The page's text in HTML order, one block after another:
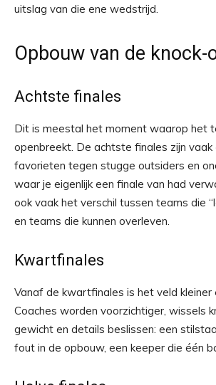
uitslag van die ene wedstrijd.
Opbouw van de knock-
Achtste finales
Dit is meestal het moment waarop het
openbreekt. De achtste finales zijn vaak
favorieten tegen stugge outsiders en
waar je eigenlijk een finale van had
ook vaak het verschil tussen teams die
en teams die kunnen overleven.
Kwartfinales
Vanaf de kwartfinales is het veld kleiner
Coaches worden voorzichtiger, wissels
gewicht en details beslissen: een
fout in de opbouw, een keeper die één